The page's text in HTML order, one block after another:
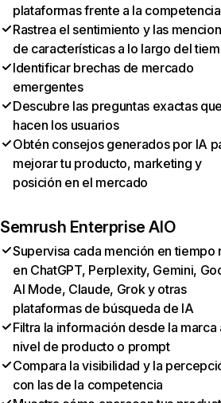
plataformas frente a la competencia
Rastrea el sentimiento y las
de características a lo largo del
Identificar brechas de mercado
emergentes
Descubre las preguntas exactas
hacen los usuarios
Obtén consejos generados por IA
mejorar tu producto, marketing y
posición en el mercado
Semrush Enterprise AIO
Supervisa cada mención en tiempo
en ChatGPT, Perplexity, Gemini,
AI Mode, Claude, Grok y otras
plataformas de búsqueda de IA
Filtra la información desde la marca
nivel de producto o prompt
Compara la visibilidad y la
con las de la competencia